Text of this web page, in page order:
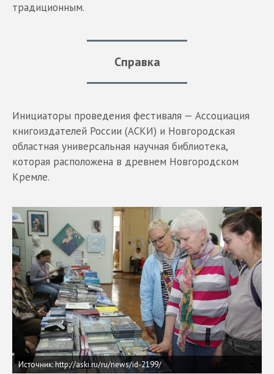
традиционным.
Справка
Инициаторы проведения фестиваля — Ассоциация
книгоиздателей России (АСКИ) и Новгородская
областная универсальная научная библиотека,
которая расположена в древнем Новгородском
Кремле.
Источник: http://aski.ru/ru/news/id-2199/